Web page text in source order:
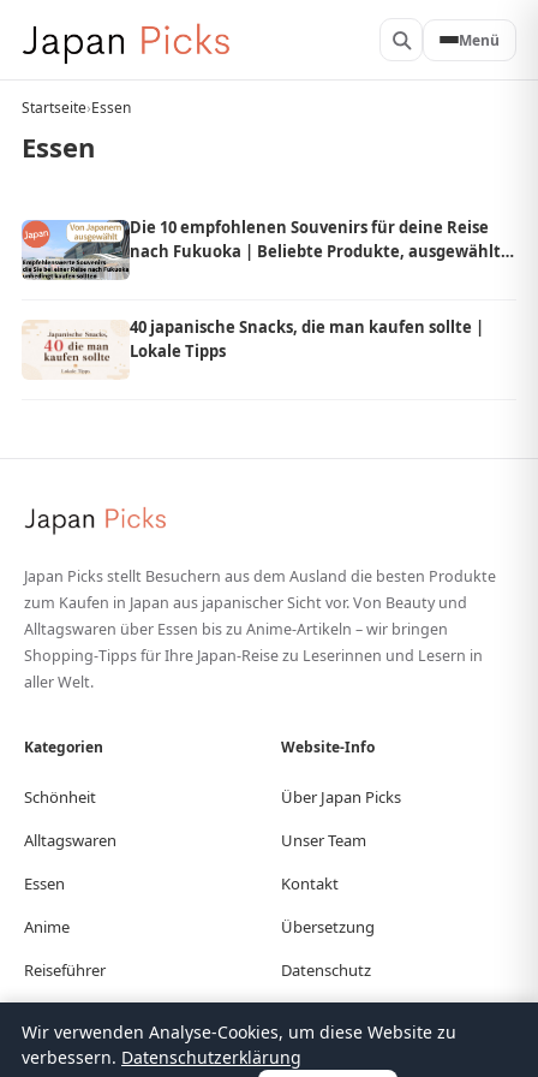
Menü
Startseite›Essen
Essen
Die 10 empfohlenen Souvenirs für deine Reise
nach Fukuoka | Beliebte Produkte, ausgewählt
40 japanische Snacks, die man kaufen sollte |
Lokale Tipps
Japan Picks stellt Besuchern aus dem Ausland die besten Produkte
zum Kaufen in Japan aus japanischer Sicht vor. Von Beauty und
Alltagswaren über Essen bis zu Anime-Artikeln – wir bringen
Shopping-Tipps für Ihre Japan-Reise zu Leserinnen und Lesern in
aller Welt.
Kategorien
Schönheit
Alltagswaren
Essen
Anime
Reiseführer
Website-Info
Über Japan Picks
Unser Team
Kontakt
Übersetzung
Datenschutz
© Japan Picks. All Rights Reserved.
Wir verwenden Analyse-Cookies, um diese Website zu
verbessern. Datenschutzerklärung